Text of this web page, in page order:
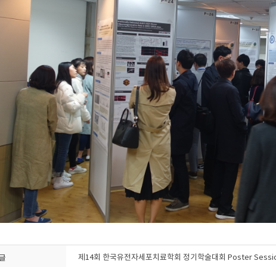
제14회 한국유전자세포치료학회 정기학술대회 Poster